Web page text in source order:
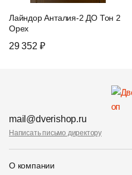
Лайндор Анталия-2 ДО Тон 2
Орех
29 352 ₽
mail@dverishop.ru
Написать письмо директору
О компании